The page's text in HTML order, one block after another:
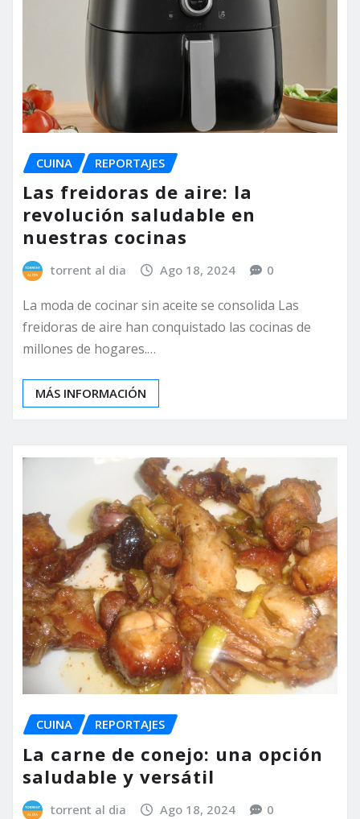
CUINA REPORTAJES
Las freidoras de aire: la
revolución saludable en
nuestras cocinas
torrent al dia Ago 18, 2024 0
La moda de cocinar sin aceite se consolida Las
freidoras de aire han conquistado las cocinas de
millones de hogares.…
MÁS INFORMACIÓN
CUINA REPORTAJES
La carne de conejo: una opción
saludable y versátil
torrent al dia Ago 18, 2024 0